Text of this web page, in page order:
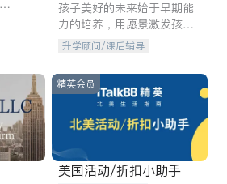
孩子美好的未来始于早期能
力的培养，用愿景激发孩子
的学习潜力和动力。理念：
拥有成长型心态是成功的基
石。
升学顾问/课后辅导
精英会员
美国活动/折扣小助手